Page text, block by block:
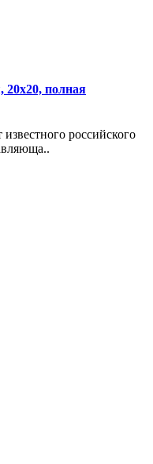
20x20, полная
российского